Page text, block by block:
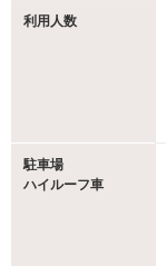
利用人数
駐車場
ハイルーフ車